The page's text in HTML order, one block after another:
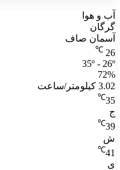
آب و هوا
گرگان
آسمان صاف
26
℃
35º - 26º
72%
3.02 کیلومتر/ساعت
35
℃
ج
39
℃
ش
41
℃
ی